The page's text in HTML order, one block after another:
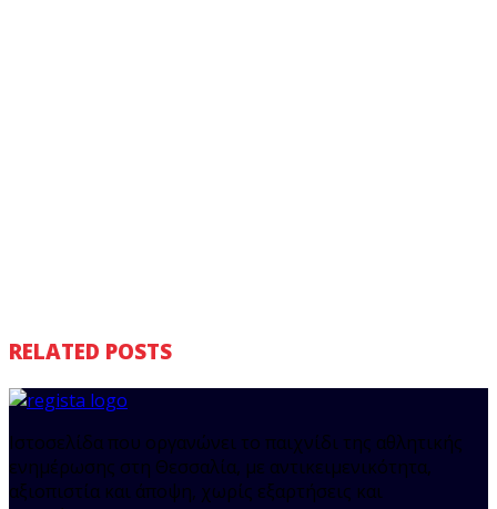
RELATED POSTS
Ιστοσελίδα που οργανώνει το παιχνίδι της αθλητικής
ενημέρωσης στη Θεσσαλία, με αντικειμενικότητα,
αξιοπιστία και άποψη, χωρίς εξαρτήσεις και